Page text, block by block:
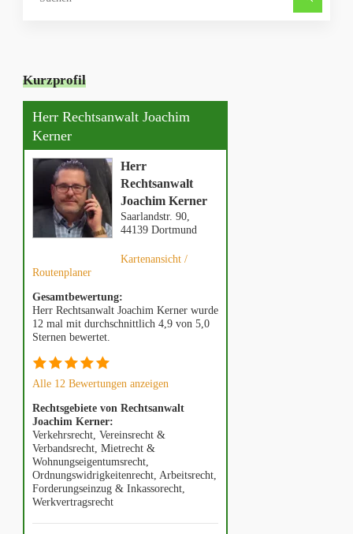
Kurzprofil
Herr Rechtsanwalt Joachim
Kerner
Herr
Rechtsanwalt
Joachim Kerner
Saarlandstr. 90,
44139 Dortmund
Kartenansicht /
Routenplaner
Gesamtbewertung:
Herr Rechtsanwalt Joachim Kerner wurde
12 mal mit durchschnittlich 4,9 von 5,0
Sternen bewertet.
Alle 12 Bewertungen anzeigen
Rechtsgebiete von Rechtsanwalt
Joachim Kerner:
Verkehrsrecht, Vereinsrecht &
Verbandsrecht, Mietrecht &
Wohnungseigentumsrecht,
Ordnungswidrigkeitenrecht, Arbeitsrecht,
Forderungseinzug & Inkassorecht,
Werkvertragsrecht